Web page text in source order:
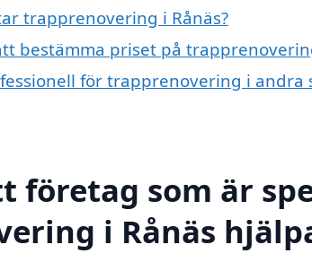
trapprenovering i Rånäs?
bestämma priset på
för trapprenovering i andra
företag som är
i Rånäs